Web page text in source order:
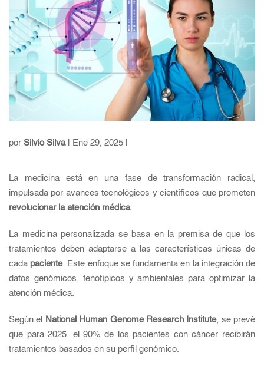
por Silvio Silva| Ene 29, 2025 |
La medicina está en una fase de transformación radical,
impulsada por avances tecnológicos y científicos que prometen
revolucionar la atención médica.
La medicina personalizada se basa en la premisa de que los
tratamientos deben adaptarse a las características únicas de
cada paciente. Este enfoque se fundamenta en la integración de
datos genómicos, fenotípicos y ambientales para optimizar la
atención médica.
Según el National Human Genome Research Institute, se prevé
que para 2025, el 90% de los pacientes con cáncer recibirán
tratamientos basados en su perfil genómico.